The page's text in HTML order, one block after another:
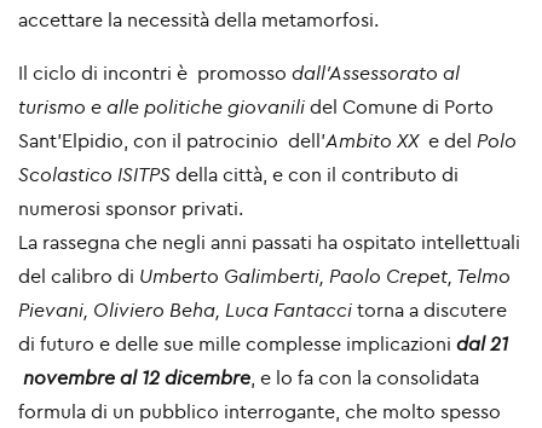
accettare la necessità della metamorfosi.
Il ciclo di incontri è promosso dall'Assessorato al
turismo e alle politiche giovanili del Comune di Porto
Sant'Elpidio, con il patrocinio dell'Ambito XX e del Polo
Scolastico ISITPS della città, e con il contributo di
numerosi sponsor privati.
La rassegna che negli anni passati ha ospitato intellettuali
del calibro di Umberto Galimberti, Paolo Crepet, Telmo
Pievani, Oliviero Beha, Luca Fantacci torna a discutere
di futuro e delle sue mille complesse implicazioni dal 21
novembre al 12 dicembre, e lo fa con la consolidata
formula di un pubblico interrogante, che molto spesso